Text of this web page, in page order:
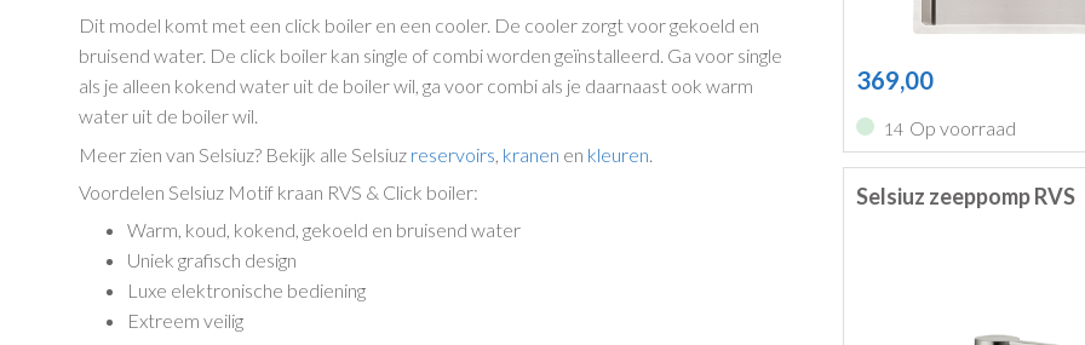
Dit model komt met een click boiler en een cooler. De cooler zorgt voor gekoeld en
bruisend water. De click boiler kan single of combi worden geïnstalleerd. Ga voor single
als je alleen kokend water uit de boiler wil, ga voor combi als je daarnaast ook warm
water uit de boiler wil.
Meer zien van Selsiuz? Bekijk alle Selsiuz reservoirs kranen en kleuren
Voordelen Selsiuz Motif kraan RVS & Click boiler:
Warm, koud, kokend, gekoeld en bruisend water
Uniek grafisch design
Luxe elektronische bediening
Extreem veilig
369,00
14 Op voorraad
Selsiuz zeeppomp RVS